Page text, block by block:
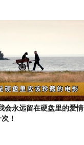
会永远留在硬盘里的爱情
！